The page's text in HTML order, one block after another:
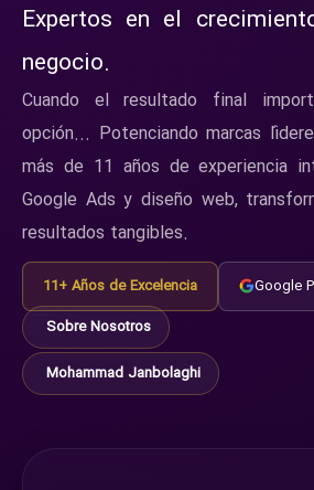
Expertos en el
negocio.
Cuando el resultado final
opción... Potenciando marcas
más de 11 años de experiencia
Google Ads y diseño web,
resultados tangibles.
11+ Años de Excelencia
Google
Sobre Nosotros
Mohammad Janbolaghi